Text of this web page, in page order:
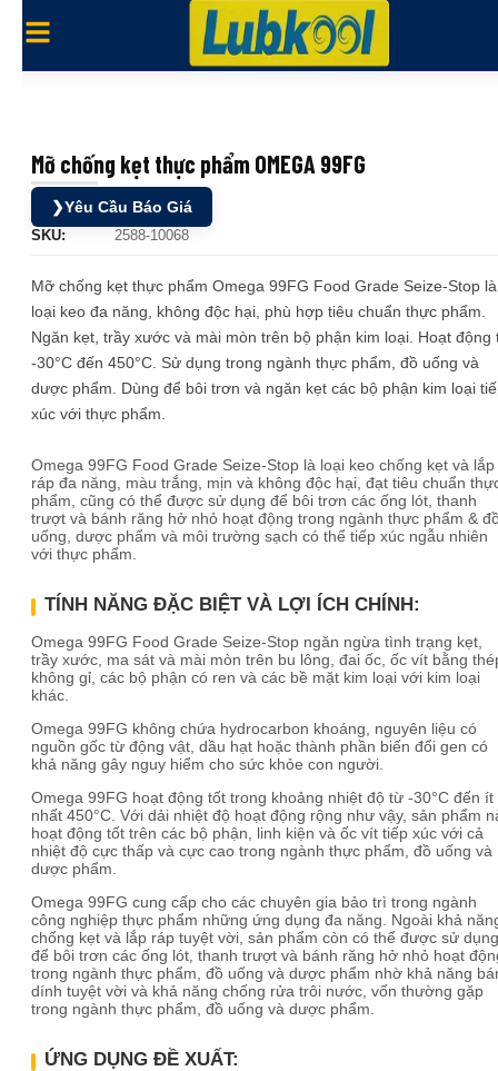
Mỡ chống kẹt thực phẩm OMEGA 99FG
❯Yêu Cầu Báo Giá
SKU: 2588-10068
Mỡ chống kẹt thực phẩm Omega 99FG Food Grade Seize-Stop là
loại keo đa năng, không độc hại, phù hợp tiêu chuẩn thực phẩm.
Ngăn kẹt, trầy xước và mài mòn trên bộ phận kim loại. Hoạt động
-30°C đến 450°C. Sử dụng trong ngành thực phẩm, đồ uống và
dược phẩm. Dùng để bôi trơn và ngăn kẹt các bộ phận kim loại
xúc với thực phẩm.
Omega 99FG Food Grade Seize-Stop là loại keo chống kẹt và lắp
ráp đa năng, màu trắng, mịn và không độc hại, đạt tiêu chuẩn
phẩm, cũng có thể được sử dụng để bôi trơn các ống lót, thanh
trượt và bánh răng hở nhỏ hoạt động trong ngành thực phẩm &
uống, dược phẩm và môi trường sạch có thể tiếp xúc ngẫu nhiên
với thực phẩm.
TÍNH NĂNG ĐẶC BIỆT VÀ LỢI ÍCH CHÍNH:
Omega 99FG Food Grade Seize-Stop ngăn ngừa tình trạng kẹt,
trầy xước, ma sát và mài mòn trên bu lông, đai ốc, ốc vít bằng
không gỉ, các bộ phận có ren và các bề mặt kim loại với kim loại
khác.
Omega 99FG không chứa hydrocarbon khoáng, nguyên liệu có
nguồn gốc từ động vật, dầu hạt hoặc thành phần biến đổi gen có
khả năng gây nguy hiểm cho sức khỏe con người.
Omega 99FG hoạt động tốt trong khoảng nhiệt độ từ -30°C đến ít
nhất 450°C. Với dải nhiệt độ hoạt động rộng như vậy, sản phẩm
hoạt động tốt trên các bộ phận, linh kiện và ốc vít tiếp xúc với cả
nhiệt độ cực thấp và cực cao trong ngành thực phẩm, đồ uống và
dược phẩm.
Omega 99FG cung cấp cho các chuyên gia bảo trì trong ngành
công nghiệp thực phẩm những ứng dụng đa năng. Ngoài khả
chống kẹt và lắp ráp tuyệt vời, sản phẩm còn có thể được sử dụng
để bôi trơn các ống lót, thanh trượt và bánh răng hở nhỏ hoạt
trong ngành thực phẩm, đồ uống và dược phẩm nhờ khả năng
dính tuyệt vời và khả năng chống rửa trôi nước, vốn thường gặp
trong ngành thực phẩm, đồ uống và dược phẩm.
ỨNG DỤNG ĐỀ XUẤT: